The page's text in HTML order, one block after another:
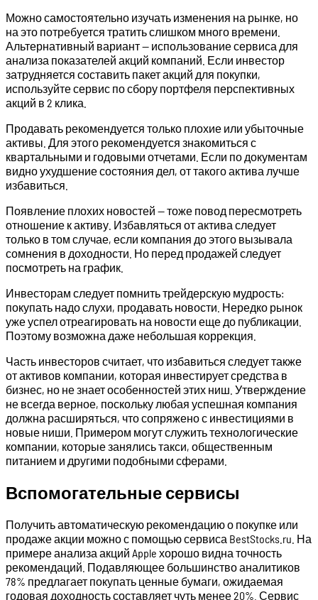
Можно самостоятельно изучать изменения на рынке, но
на это потребуется тратить слишком много времени.
Альтернативный вариант — использование сервиса для
анализа показателей акций компаний. Если инвестор
затрудняется составить пакет акций для покупки,
используйте сервис по сбору портфеля перспективных
акций в 2 клика.
Продавать рекомендуется только плохие или убыточные
активы. Для этого рекомендуется знакомиться с
квартальными и годовыми отчетами. Если по документам
видно ухудшение состояния дел, от такого актива лучше
избавиться.
Появление плохих новостей — тоже повод пересмотреть
отношение к активу. Избавляться от актива следует
только в том случае, если компания до этого вызывала
сомнения в доходности. Но перед продажей следует
посмотреть на график.
Инвесторам следует помнить трейдерскую мудрость:
покупать надо слухи, продавать новости. Нередко рынок
уже успел отреагировать на новости еще до публикации.
Поэтому возможна даже небольшая коррекция.
Часть инвесторов считает, что избавиться следует также
от активов компании, которая инвестирует средства в
бизнес, но не знает особенностей этих ниш. Утверждение
не всегда верное, поскольку любая успешная компания
должна расширяться, что сопряжено с инвестициями в
новые ниши. Примером могут служить технологические
компании, которые занялись такси, общественным
питанием и другими подобными сферами.
Вспомогательные сервисы
Получить автоматическую рекомендацию о покупке или
продаже акции можно с помощью сервиса BestStocks.ru. На
примере анализа акций Apple хорошо видна точность
рекомендаций. Подавляющее большинство аналитиков
78% предлагает покупать ценные бумаги, ожидаемая
годовая доходность составляет чуть менее 20%. Сервис